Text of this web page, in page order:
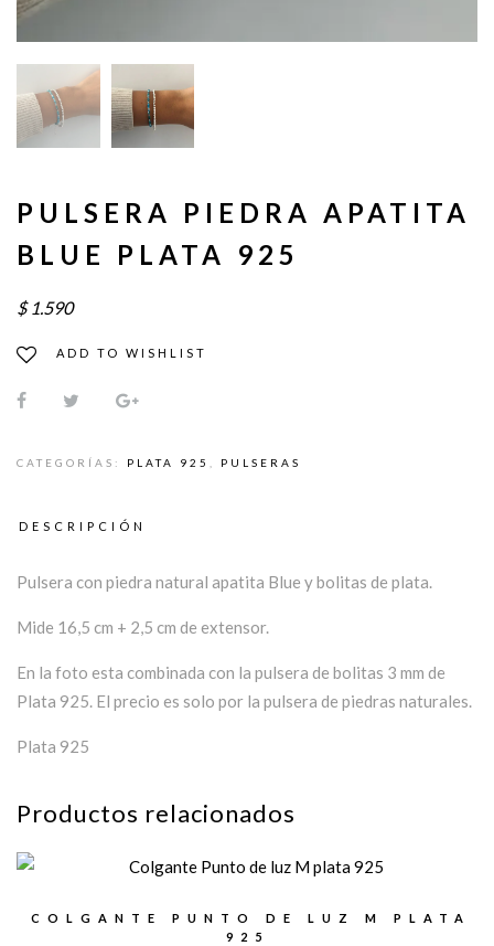
PULSERA PIEDRA APATITA
BLUE PLATA 925
$ 1.590
ADD TO WISHLIST
CATEGORÍAS: PLATA 925 PULSERAS
DESCRIPCIÓN
Pulsera con piedra natural apatita Blue y bolitas de plata.
Mide 16,5 cm + 2,5 cm de extensor.
En la foto esta combinada con la pulsera de bolitas 3 mm de
Plata 925. El precio es solo por la pulsera de piedras naturales.
Plata 925
Productos relacionados
COLGANTE PUNTO DE LUZ M PLATA
925